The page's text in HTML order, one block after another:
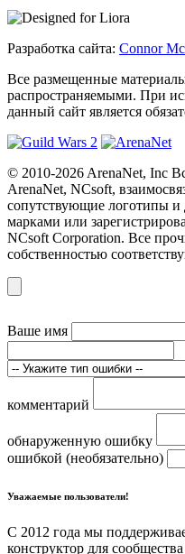
Разработка сайта: Connor
Все размещенные
распространяемыми. При
данный сайт является
© 2010-2026 ArenaNet, Inc
ArenaNet, NCsoft,
сопутствующие логотипы и
марками или
NCsoft Corporation. Все
собственностью
Ваше имя
комментарий
обнаруженную ошибку
ошибкой (необязательно)
Уважаемые пользователи!
С 2012 года мы
конструктор для